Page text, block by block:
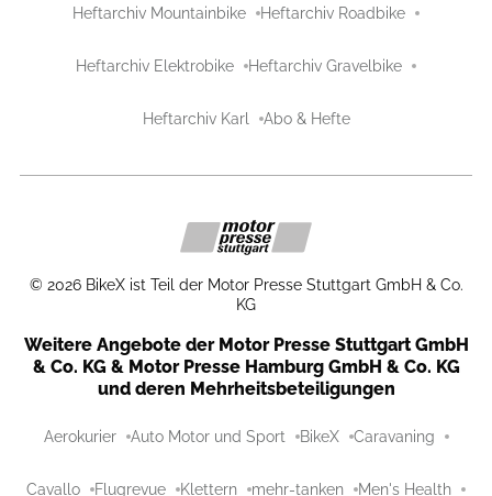
Heftarchiv Mountainbike Heftarchiv Roadbike
Heftarchiv Elektrobike Heftarchiv Gravelbike
Heftarchiv Karl Abo & Hefte
© 2026 BikeX ist Teil der Motor Presse Stuttgart GmbH & Co.
KG
Weitere Angebote der Motor Presse Stuttgart GmbH
& Co. KG & Motor Presse Hamburg GmbH & Co. KG
und deren Mehrheitsbeteiligungen
Aerokurier Auto Motor und Sport BikeX Caravaning
Cavallo Flugrevue Klettern mehr-tanken Men's Health